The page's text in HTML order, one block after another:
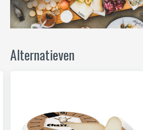
Alternatieven